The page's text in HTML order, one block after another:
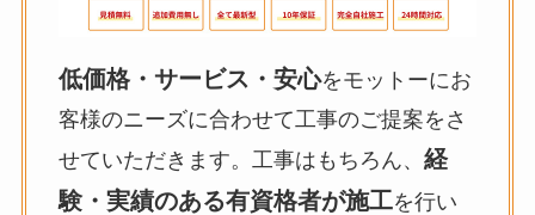
低価格・サービス・安心をモットーにお
客様のニーズに合わせて工事のご提案をさ
せていただきます。工事はもちろん、 経
験・実績のある有資格者が施工を行い